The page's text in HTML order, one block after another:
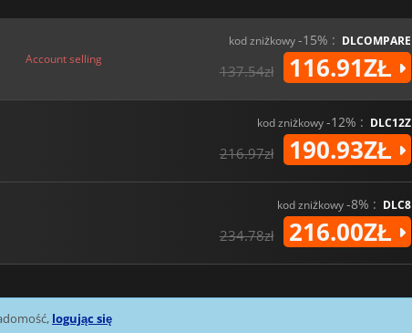
Account selling
kod zniżkowy-15% : DLCOMPARE
137.54zł 116.91ZŁ
kod zniżkowy-12% : DLC12Z
216.97zł 190.93ZŁ
kod zniżkowy-8% : DLC8
234.78zł 216.00ZŁ
logując się